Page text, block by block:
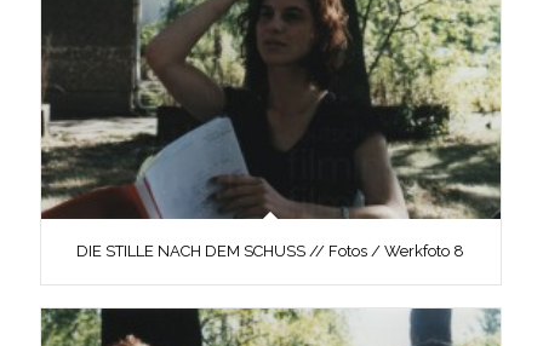
DIE STILLE NACH DEM SCHUSS // Fotos / Werkfoto 8